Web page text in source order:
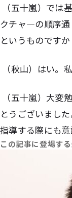
（五十嵐）では
クチャ―の順序通
というものですか
（秋山）はい。
（五十嵐）大変
とうございまし
指導する際にも意
この記事に登場す